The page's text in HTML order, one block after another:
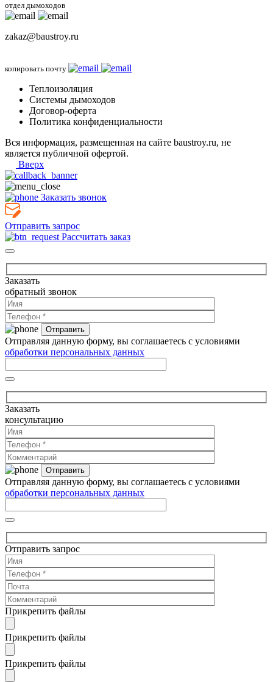
отдел дымоходов
zakaz@baustroy.ru
копировать почту
Теплоизоляция
Системы дымоходов
Договор-оферта
Политика конфиденциальности
Вся информация, размещенная на сайте baustroy.ru, не
является публичной офертой.
Вверх
Заказать звонок
Отправить запрос
Рассчитать заказ
Заказать
обратный звонок
Отправляя данную форму, вы соглашаетесь с условиями
обработки персональных данных
Заказать
консультацию
Отправляя данную форму, вы соглашаетесь с условиями
обработки персональных данных
Отправить запрос
Прикрепить файлы
Прикрепить файлы
Прикрепить файлы